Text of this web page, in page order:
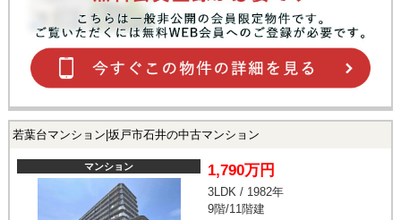
若葉台マンション|坂戸市石井の中古マンション
マンション 1,790万円
3LDK / 1982年
9階/11階建